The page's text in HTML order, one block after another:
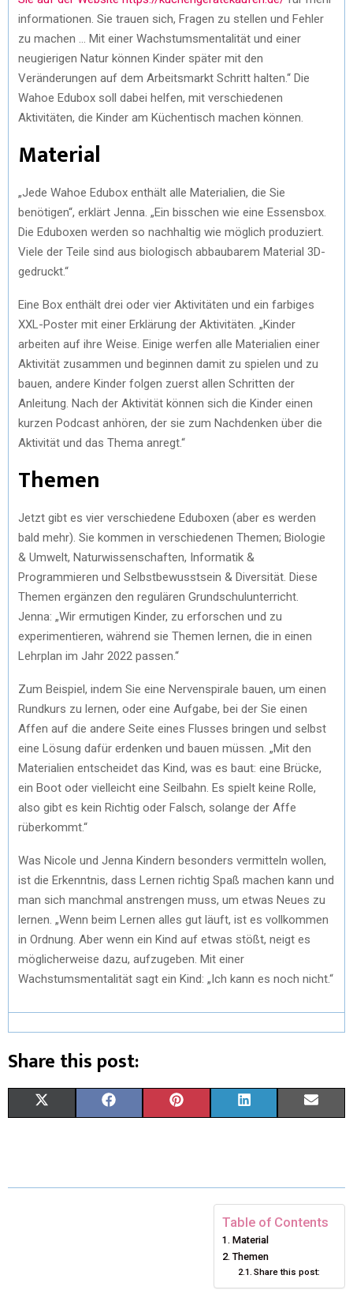
informationen. Sie trauen sich, Fragen zu stellen und Fehler
zu machen … Mit einer Wachstumsmentalität und einer
neugierigen Natur können Kinder später mit den
Veränderungen auf dem Arbeitsmarkt Schritt halten.“ Die
Wahoe Edubox soll dabei helfen, mit verschiedenen
Aktivitäten, die Kinder am Küchentisch machen können.
Material
„Jede Wahoe Edubox enthält alle Materialien, die Sie
benötigen“, erklärt Jenna. „Ein bisschen wie eine Essensbox.
Die Eduboxen werden so nachhaltig wie möglich produziert.
Viele der Teile sind aus biologisch abbaubarem Material 3D-
gedruckt.“
Eine Box enthält drei oder vier Aktivitäten und ein farbiges
XXL-Poster mit einer Erklärung der Aktivitäten. „Kinder
arbeiten auf ihre Weise. Einige werfen alle Materialien einer
Aktivität zusammen und beginnen damit zu spielen und zu
bauen, andere Kinder folgen zuerst allen Schritten der
Anleitung. Nach der Aktivität können sich die Kinder einen
kurzen Podcast anhören, der sie zum Nachdenken über die
Aktivität und das Thema anregt.“
Themen
Jetzt gibt es vier verschiedene Eduboxen (aber es werden
bald mehr). Sie kommen in verschiedenen Themen; Biologie
& Umwelt, Naturwissenschaften, Informatik &
Programmieren und Selbstbewusstsein & Diversität. Diese
Themen ergänzen den regulären Grundschulunterricht.
Jenna: „Wir ermutigen Kinder, zu erforschen und zu
experimentieren, während sie Themen lernen, die in einen
Lehrplan im Jahr 2022 passen.“
Zum Beispiel, indem Sie eine Nervenspirale bauen, um einen
Rundkurs zu lernen, oder eine Aufgabe, bei der Sie einen
Affen auf die andere Seite eines Flusses bringen und selbst
eine Lösung dafür erdenken und bauen müssen. „Mit den
Materialien entscheidet das Kind, was es baut: eine Brücke,
ein Boot oder vielleicht eine Seilbahn. Es spielt keine Rolle,
also gibt es kein Richtig oder Falsch, solange der Affe
rüberkommt.“
Was Nicole und Jenna Kindern besonders vermitteln wollen,
ist die Erkenntnis, dass Lernen richtig Spaß machen kann und
man sich manchmal anstrengen muss, um etwas Neues zu
lernen. „Wenn beim Lernen alles gut läuft, ist es vollkommen
in Ordnung. Aber wenn ein Kind auf etwas stößt, neigt es
möglicherweise dazu, aufzugeben. Mit einer
Wachstumsmentalität sagt ein Kind: „Ich kann es noch nicht.“
Share this post:
W E T K
D
I
I
Table of Contents
Material
Themen
Share this post: